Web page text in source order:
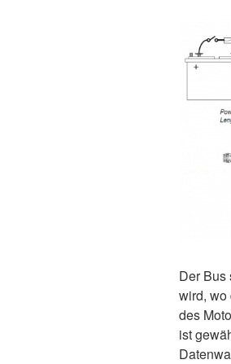
Der Bus
wird, wo
des
ist